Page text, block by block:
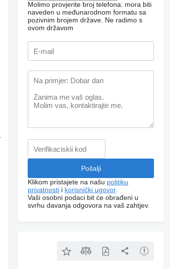
Molimo provjerite broj telefona: mora biti
naveden u međunarodnom formatu sa
pozivnim brojem države. Ne radimo s
ovom državom
Klikom pristajete na našu politiku
privatnosti i korisnički ugovor.
Vaši osobni podaci bit će obrađeni u
svrhu davanja odgovora na vaš zahtjev.